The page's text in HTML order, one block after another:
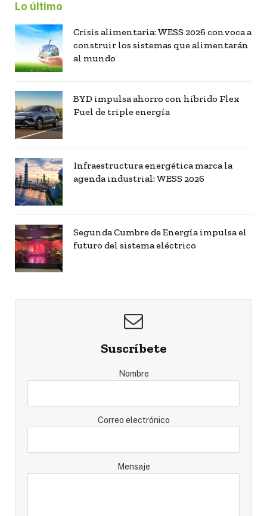
Lo último
Crisis alimentaria: WESS 2026 convoca a
construir los sistemas que alimentarán
al mundo
BYD impulsa ahorro con híbrido Flex
Fuel de triple energía
Infraestructura energética marca la
agenda industrial: WESS 2026
Segunda Cumbre de Energía impulsa el
futuro del sistema eléctrico
Suscríbete
Nombre
Correo electrónico
Mensaje